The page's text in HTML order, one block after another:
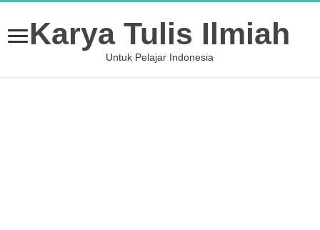
Karya Tulis Ilmiah
Untuk Pelajar Indonesia